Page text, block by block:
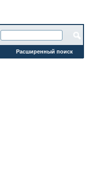
Расширенный поиск